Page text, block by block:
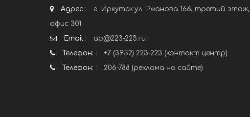
Адрес :
г. Иркутск ул. Ржанова 166, третий этаж,
офис 301
Email :
ap@223-223.ru
Телефон: :
+7 (3952) 223-223 (контакт центр)
Телефон: :
206-788 (реклама на сайте)